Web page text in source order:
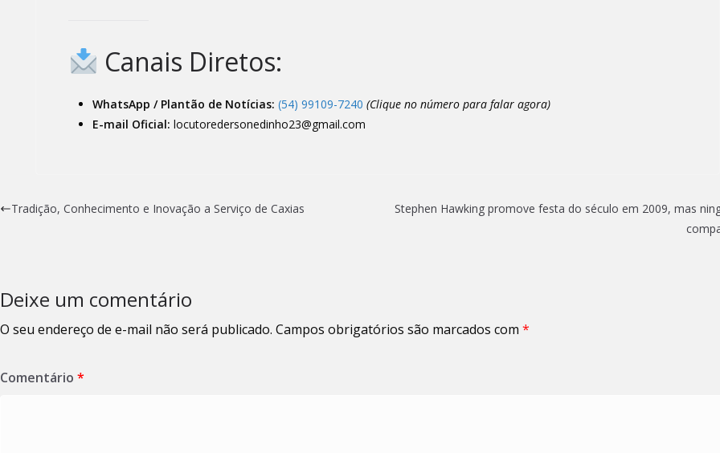
Canais Diretos:
WhatsApp / Plantão de Notícias: (54) 99109-7240 (Clique no número para falar agora)
E-mail Oficial: locutoredersonedinho23@gmail.com
Tradição, Conhecimento e Inovação a Serviço de Caxias
Stephen Hawking promove festa do século em 2009, mas
Deixe um comentário
O seu endereço de e-mail não será publicado. Campos obrigatórios são marcados com *
Comentário *